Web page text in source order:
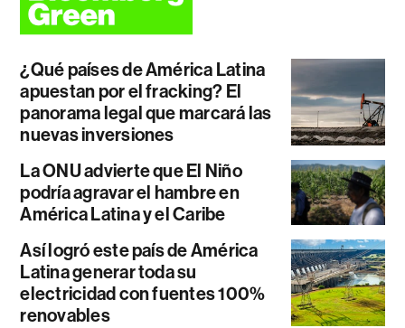
¿Qué países de América Latina
apuestan por el fracking? El
panorama legal que marcará las
nuevas inversiones
La ONU advierte que El Niño
podría agravar el hambre en
América Latina y el Caribe
Así logró este país de América
Latina generar toda su
electricidad con fuentes 100%
renovables